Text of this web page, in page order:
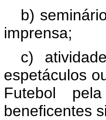
b)
imprensa;
c)
espetáculos
Futebol
beneficentes